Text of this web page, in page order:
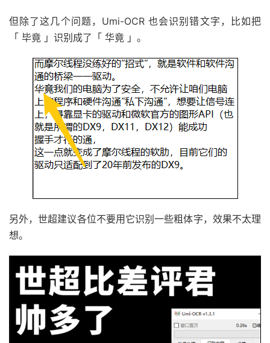
但除了这几个问题，Umi-OCR 也会识别错文字，比如把
「 毕竟 」识别成了「 华竟 」。
另外，世超建议各位不要用它识别一些粗体字，效果不太理
想。